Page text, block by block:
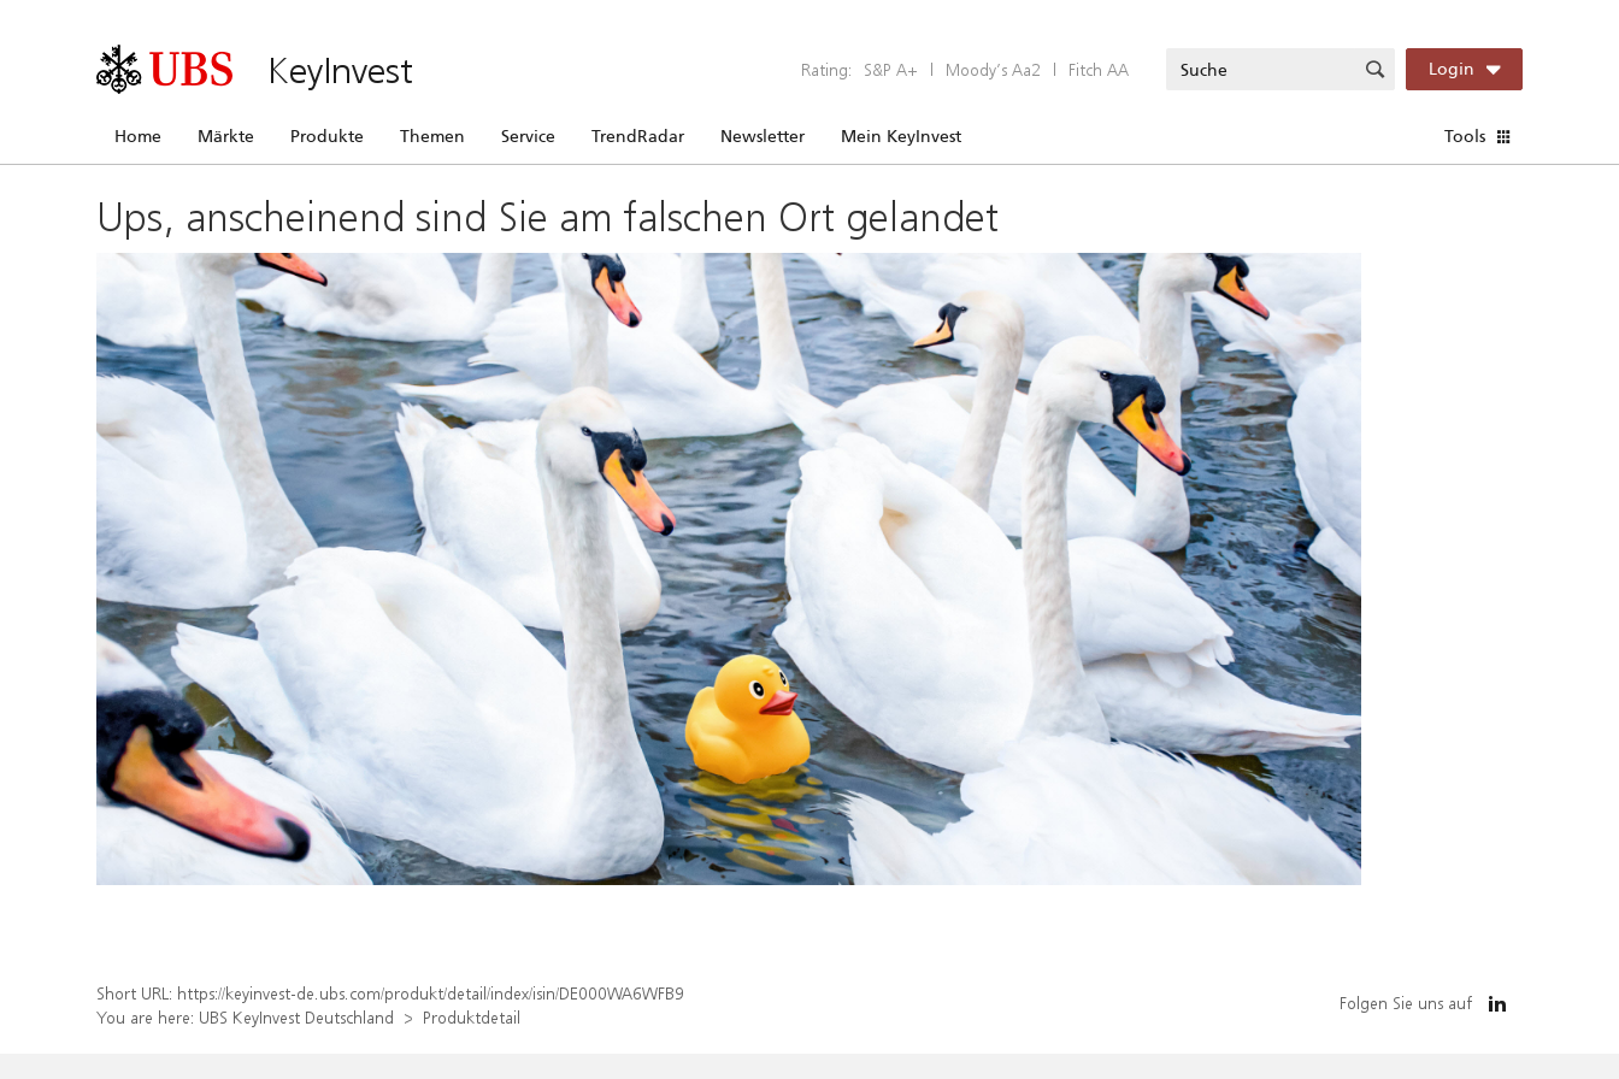
KeyInvest Rating: S&P A+ | Moody’s Aa2 | Fitch AA Login
Home Märkte Produkte Themen Service TrendRadar Newsletter Mein KeyInvest Tools
Ups, anscheinend sind Sie am falschen Ort gelandet
Short URL: https://keyinvest-de.ubs.com/produkt/detail/index/isin/DE000WA6WFB9
You are here: UBS KeyInvest Deutschland Produktdetail
Folgen Sie uns auf